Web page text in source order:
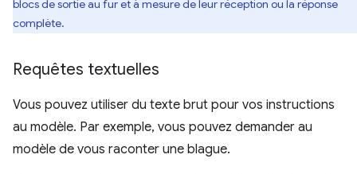
blocs de sortie au fur et à mesure de leur réception ou la réponse
complète.
Requêtes textuelles
Vous pouvez utiliser du texte brut pour vos instructions
au modèle. Par exemple, vous pouvez demander au
modèle de vous raconter une blague.